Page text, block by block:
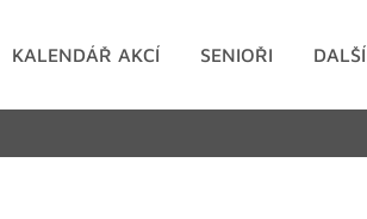
KALENDÁŘ AKCÍ SENIOŘI DALŠÍ